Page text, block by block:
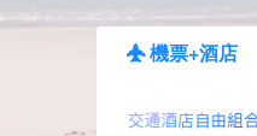
機票+酒店